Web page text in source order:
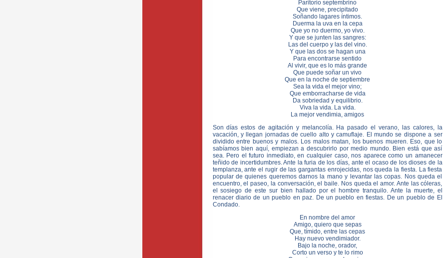
Paritorio septembrino
Que viene, precipitado
Soñando lagares íntimos.
Duerma la uva en la cepa
Que yo no duermo, yo vivo.
Y que se junten las sangres:
Las del cuerpo y las del vino.
Y que las dos se hagan una
Para encontrarse sentido
Al vivir, que es lo más grande
Que puede soñar un vivo
Que en la noche de septiembre
Sea la vida el mejor vino;
Que emborracharse de vida
Da sobriedad y equilibrio.
Viva la vida. La vida.
La mejor vendimia, amigos
Son días estos de agitación y melancolía. Ha pasado el verano, las calores, la
vacación, y llegan jornadas de cuello alto y camuflaje. El mundo se dispone a ser
dividido entre buenos y malos. Los malos matan, los buenos mueren. Eso, que lo
sabíamos bien aquí, empiezan a descubrirlo por medio mundo. Bien está que así
sea. Pero el futuro inmediato, en cualquier caso, nos aparece como un amanecer
teñido de incertidumbres. Ante la furia de los días, ante el ocaso de los dioses de la
templanza, ante el rugir de las gargantas enrojecidas, nos queda la fiesta. La fiesta
popular de quienes queremos darnos la mano y levantar las copas. Nos queda el
encuentro, el paseo, la conversación, el baile. Nos queda el amor. Ante las cóleras,
el sosiego de este sur bien hallado por el hombre tranquilo. Ante la muerte, el
renacer diario de un pueblo en paz. De un pueblo en fiestas. De un pueblo de El
Condado.
En nombre del amor
Amigo, quiero que sepas
Que, tímido, entre las cepas
Hay nuevo vendimiador.
Bajo la noche, orador,
Corto un verso y te lo rimo